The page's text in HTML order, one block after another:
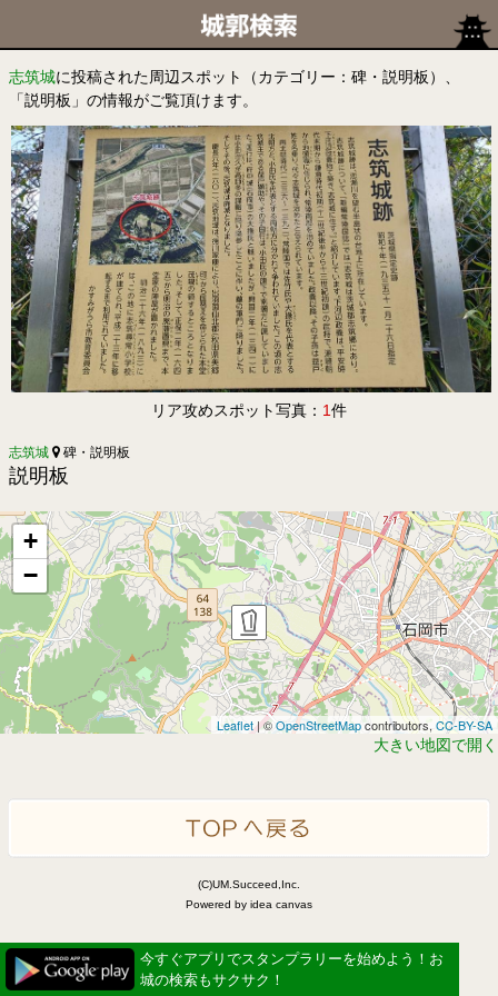
志筑城に投稿された周辺スポット（カテゴリー：碑・説明板）、
「説明板」の情報がご覧頂けます。
リア攻めスポット写真： 1件
志筑城 碑・説明板
説明板
+
−
Leaflet| ©OpenStreetMapcontributors, CC-BY-SA
大きい地図で開く
(C)UM.Succeed,Inc.
Powered by idea canvas
今すぐアプリでスタンプラリーを始めよう！お
城の検索もサクサク！